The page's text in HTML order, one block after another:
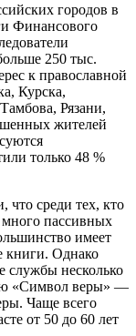
городов в
Финансового
250 тыс.
к православной
Курска,
Рязани,
жителей
только 48 %
что среди тех, кто
много пассивных
имеет
книги. Однако
службы несколько
«Символ веры» —
Чаще всего
от 50 до 60 лет